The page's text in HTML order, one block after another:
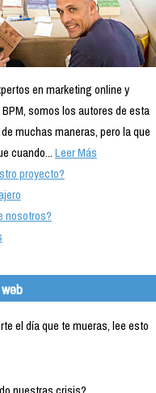
en marketing online y
somos los autores de esta
muchas maneras, pero la que
cuando...Leer Más
proyecto?
nosotros?
el día que te mueras, lee esto